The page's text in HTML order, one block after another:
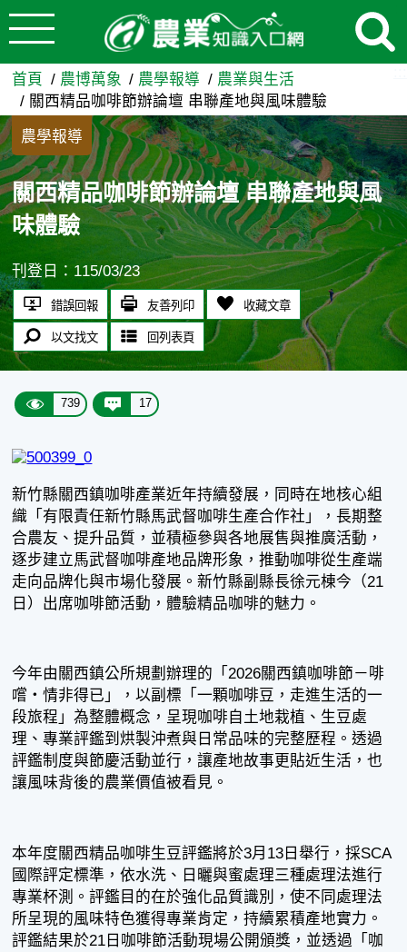
跳到主要內容
關西精品咖啡節辦論壇 串聯
首頁 農博萬象 農學報導
農業與生活
關西精品咖啡節辦論壇 串聯產地與風味體驗
農學報導
關西精品咖啡節辦論壇 串聯產地與風
味體驗
刊登日：115/03/23
錯誤回報 友善列印 收藏文章
以文找文 回列表頁
739 17
新竹縣關西鎮咖啡產業近年持續發展，同時在地核心組
織「有限責任新竹縣馬武督咖啡生產合作社」，長期整
合農友、提升品質，並積極參與各地展售與推廣活動，
逐步建立馬武督咖啡產地品牌形象，推動咖啡從生產端
走向品牌化與市場化發展。新竹縣副縣長徐元棟今（21
日）出席咖啡節活動，體驗精品咖啡的魅力。
今年由關西鎮公所規劃辦理的「2026關西鎮咖啡節－啡
嚐‧情非得已」，以副標「一顆咖啡豆，走進生活的一
段旅程」為整體概念，呈現咖啡自土地栽植、生豆處
理、專業評鑑到烘製沖煮與日常品味的完整歷程。透過
評鑑制度與節慶活動並行，讓產地故事更貼近生活，也
讓風味背後的農業價值被看見。
本年度關西精品咖啡生豆評鑑將於3月13日舉行，採SCA
國際評定標準，依水洗、日曬與蜜處理三種處理法進行
專業杯測。評鑑目的在於強化品質識別，使不同處理法
所呈現的風味特色獲得專業肯定，持續累積產地實力。
評鑑結果於21日咖啡節活動現場公開頒獎，並透過「咖